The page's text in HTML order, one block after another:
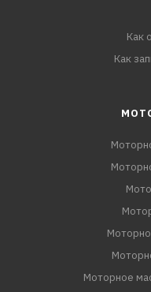
Как
Как
Моторное